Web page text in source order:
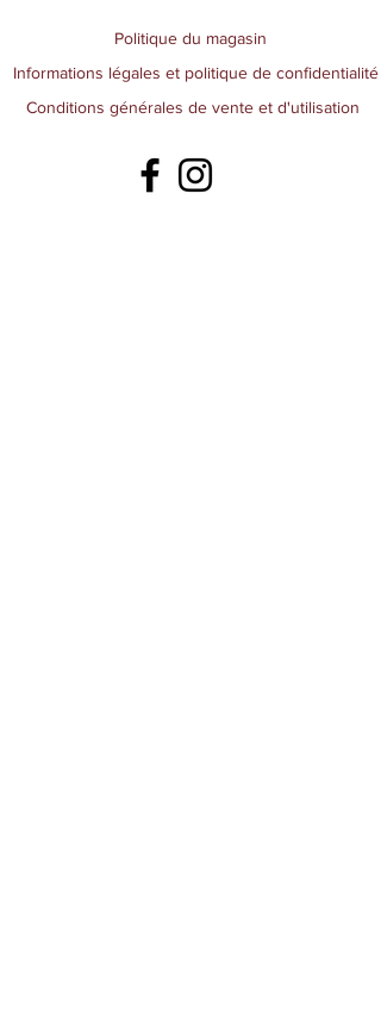
Politique du magasin
Informations légales et politique de confidentialité
Conditions générales de vente et d'utilisation